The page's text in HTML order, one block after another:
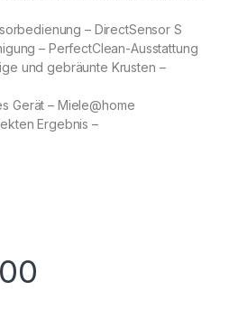
– DirectSensor S
– PerfectClean-Ausstattung
und gebräunte Krusten –
Gerät – Miele@home
Ergebnis –